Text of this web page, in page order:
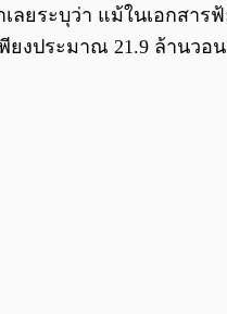
ยระบุว่า แม้ในเอกสา
ประมาณ 21.9 ล้านวอ